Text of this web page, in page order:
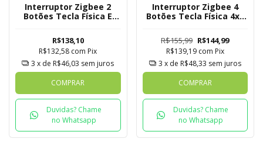
Interruptor Zigbee 2
Botões Tecla Física E
Tuya
R$138,10
R$132,58 com Pix
3 x de R$46,03 sem juros
COMPRAR
Duvidas? Chame
no Whatsapp
Interruptor Zigbee 4
Botões Tecla Física 4x4
R$155,99 R$144,99
R$139,19 com Pix
3 x de R$48,33 sem juros
COMPRAR
Duvidas? Chame
no Whatsapp